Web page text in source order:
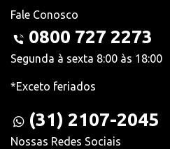
Fale Conosco
0800 727 2273
Segunda à sexta 8:00 às 18:00
*Exceto feriados
(31) 2107-2045
Nossas Redes Sociais